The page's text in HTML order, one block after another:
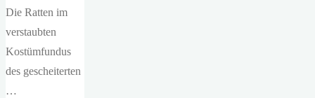
Die Ratten im
verstaubten
Kostümfundus
des gescheiterten
…